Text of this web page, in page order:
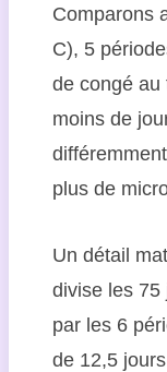
Comparons
C), 5
de congé au
moins de
plus de
Un détail
divise les 75
par les 6
de 12,5